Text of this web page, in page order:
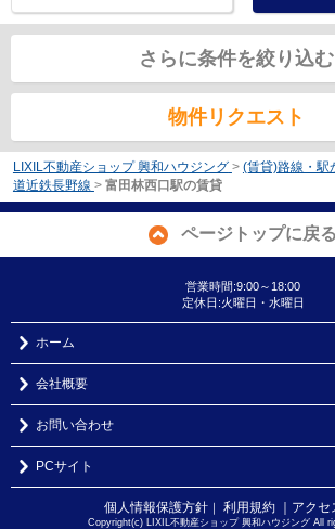
さらに条件を絞り込む
物件リクエスト
LIXIL不動産ショップ 興和ハウジング > (賃貸)路線・駅
道近鉄長野線 > 富田林西口駅の賃貸
ページトップに戻る
営業時間:9:00～18:00
定休日:火曜日・水曜日
ホーム
会社概要
お問い合わせ
PCサイト
個人情報保護方針｜ 利用規約 ｜アク
Copyright(c) LIXIL不動産ショップ 興和ハウジング All